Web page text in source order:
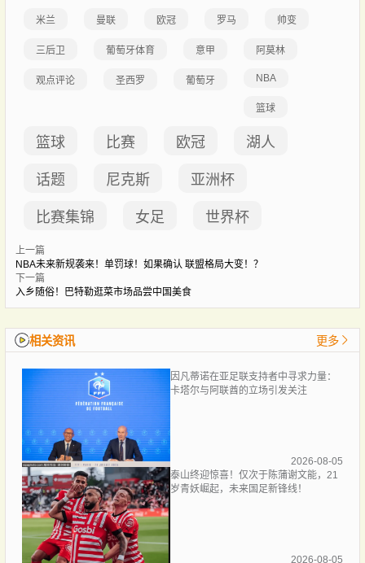
米兰 曼联 欧冠 罗马 帅变
三后卫 葡萄牙体育 意甲 阿莫林
观点评论 圣西罗 葡萄牙 NBA
篮球
篮球 比赛 欧冠 湖人
话题 尼克斯 亚洲杯
比赛集锦 女足 世界杯
上一篇
NBA未来新规袭来！单罚球！如果确认 联盟格局大变！？
下一篇
入乡随俗！巴特勒逛菜市场品尝中国美食
相关资讯 更多
因凡蒂诺在亚足联支持者中寻求力量：
卡塔尔与阿联酋的立场引发关注
2026-08-05
泰山终迎惊喜！仅次于陈蒲谢文能，21
岁青妖崛起，未来国足新锋线！
2026-08-05